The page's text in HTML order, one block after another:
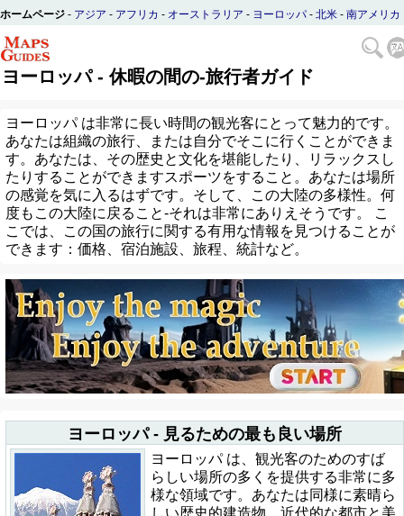
ホームページ - アジア - アフリカ - オーストラリア - ヨーロッパ - 北米 - 南アメリカ
ヨーロッパ - 休暇の間の-旅行者ガイド
ヨーロッパ は非常に長い時間の観光客にとって魅力的です。
あなたは組織の旅行、または自分でそこに行くことができま
す。あなたは、その歴史と文化を堪能したり、リラックスし
たりすることができますスポーツをすること。あなたは場所
の感覚を気に入るはずです。そして、この大陸の多様性。何
度もこの大陸に戻ること-それは非常にありえそうです。 こ
こでは、この国の旅行に関する有用な情報を見つけることが
できます：価格、宿泊施設、旅程、統計など。
ヨーロッパ - 見るための最も良い場所
ヨーロッパ は、観光客のためのすば
らしい場所の多くを提供する非常に多
様な領域です。あなたは同様に素晴ら
しい歴史的建造物、近代的な都市と美